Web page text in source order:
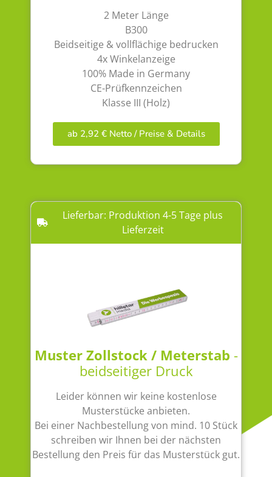
2 Meter Länge
B300
Beidseitige & vollflächige bedrucken
4x Winkelanzeige
100% Made in Germany
CE-Prüfkennzeichen
Klasse III (Holz)
ab 2,92 € Netto / Preise & Details
Lieferbar: Produktion 4-5 Tage plus
Lieferzeit
Muster Zollstock / Meterstab -
beidseitiger Druck
Leider können wir keine kostenlose
Musterstücke anbieten.
Bei einer Nachbestellung von mind. 10 Stück
schreiben wir Ihnen bei der nächsten
Bestellung den Preis für das Musterstück gut.